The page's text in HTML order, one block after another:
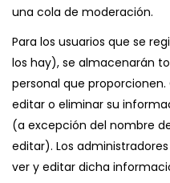
una cola de moderación.
Para los usuarios que se
los hay), se almacenarán
personal que
editar o eliminar su
(a excepción del nombre
editar). Los
ver y editar dicha